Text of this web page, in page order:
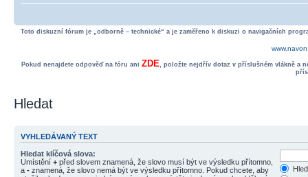
Toto diskuzní fórum je „odborně – technické“ a je zaměřeno k diskuzi o navigačních
Pokud nenajdete odpověď na fóru ani ZDE, položte nejdřív dotaz v příslušném vlákně a
Hledat
VYHLEDÁVANÝ TEXT
Hledat klíčová slova:
Umístění + před slovem znamená, že slovo musí být ve výsledku přítomno,
a - znamená, že slovo nemá být ve výsledku přítomno. Pokud chcete, aby